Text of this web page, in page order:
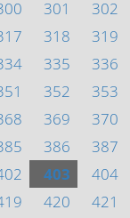
301 302
318 319
335 336
352 353
369 370
386 387
403 404
420 421